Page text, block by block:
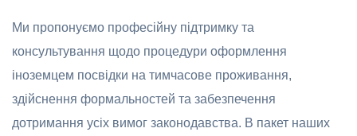
Ми пропонуємо професійну підтримку та
консультування щодо процедури оформлення
іноземцем посвідки на тимчасове проживання,
здійснення формальностей та забезпечення
дотримання усіх вимог законодавства. В пакет наших